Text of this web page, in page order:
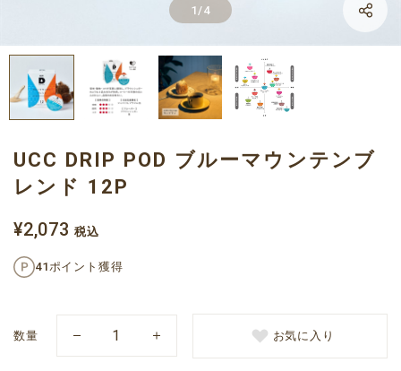
1 /4
X
UCC DRIP POD ブルーマウンテンブ
レンド 12P
¥2,073 税込
41ポイント獲得
数量 お気に入り